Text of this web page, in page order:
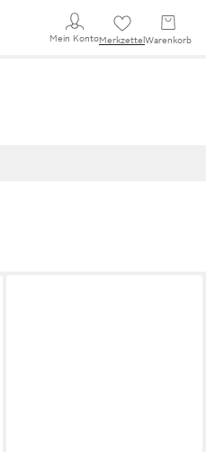
Mein KontoMerkzettel Warenkorb